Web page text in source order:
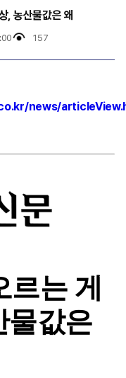
, 농산물값은 왜
157
news/
르는 게
물값은